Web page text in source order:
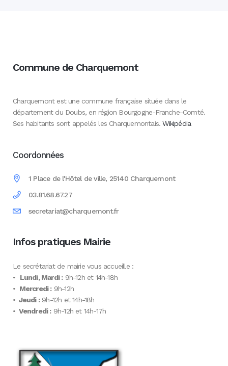
Commune de Charquemont
Charquemont est une commune française située dans le
département du Doubs, en région Bourgogne-Franche-Comté.
Ses habitants sont appelés les Charquemontais.Wikipédia
Coordonnées
1 Place de l'Hôtel de ville, 25140 Charquemont
03.81.68.67.27
secretariat@charquemont.fr
Infos pratiques Mairie
Le secrétariat de mairie vous accueille :
• Lundi, Mardi :9h-12h et 14h-18h
• Mercredi :9h-12h
• Jeudi :9h-12h et 14h-18h
• Vendredi :9h-12h et 14h-17h